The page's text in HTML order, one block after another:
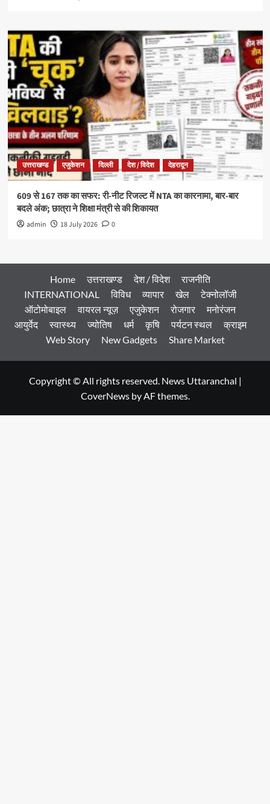
उत्तराखण्ड एजुकेशन दिल्ली देश / विदेश देहरादून
609 से 167 तक का सफर: री-नीट रिजल्ट में NTA का कारनामा, बार-बार
बदले अंक; छात्रा ने शिक्षा मंत्री से की शिकायत
admin 18 July 2026 0
Home उत्तराखण्ड देश / विदेश
राजनीति
INTERNATIONAL
विविध व्यापार खेल
टेक्नोलॉजी
ऑटोमोबाइल
वायरल न्यूज़ एजुकेशन रोजगार
मनोरंजन
आयुर्वेद
स्वास्थ्य ज्योतिष धर्म कृषि पर्यटन स्थल
क्राइम
Web Story
New Gadgets Share Market
Copyright © All rights reserved. News Uttaranchal |
CoverNewsby AF themes.